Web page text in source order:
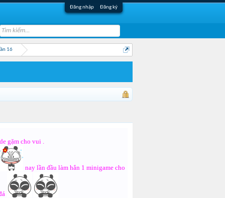
Đăng nhập Đăng ký
16
gặm cho vui .
nay lần đầu làm hẳn 1 minigame cho